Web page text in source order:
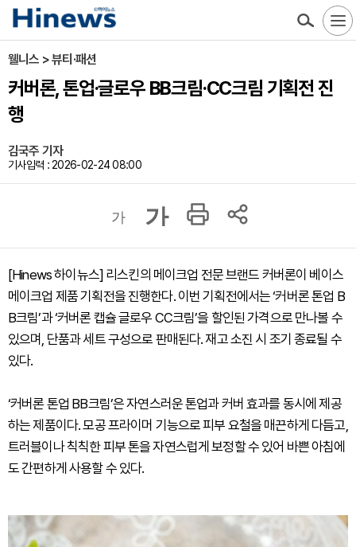
웰니스 > 뷰티·패션
커버론, 톤업·글로우 BB크림·CC크림 기획전 진
행
김국주 기자
기사입력 : 2026-02-24 08:00
가 가
[Hinews 하이뉴스] 리스킨의 메이크업 전문 브랜드 커버론이 베이스
메이크업 제품 기획전을 진행한다. 이번 기획전에서는 ‘커버론 톤업 B
B크림’과 ‘커버론 캡슐 글로우 CC크림’을 할인된 가격으로 만나볼 수
있으며, 단품과 세트 구성으로 판매된다. 재고 소진 시 조기 종료될 수
있다.
‘커버론 톤업 BB크림’은 자연스러운 톤업과 커버 효과를 동시에 제공
하는 제품이다. 모공 프라이머 기능으로 피부 요철을 매끈하게 다듬고,
트러블이나 칙칙한 피부 톤을 자연스럽게 보정할 수 있어 바쁜 아침에
도 간편하게 사용할 수 있다.